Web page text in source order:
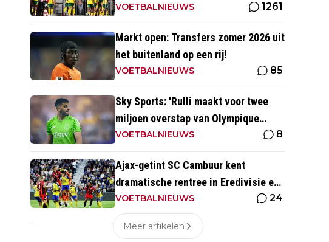
ondanks assist Tadic
VOETBALNIEUWS 1261
Markt open: Transfers zomer 2026 uit
het buitenland op een rij!
VOETBALNIEUWS 85
Sky Sports: 'Rulli maakt voor twee
miljoen overstap van Olympique
Marseille naar Manchester City'
VOETBALNIEUWS 8
Ajax-getint SC Cambuur kent
dramatische rentree in Eredivisie en
krijgt pak slaag in eigen huis
VOETBALNIEUWS 24
Meer artikelen